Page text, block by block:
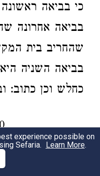
כי בביאה
בביאה אחרונה
שהחריב בית
בביאה השניה
כחלש וכן כתוב:
experience possible on
Sefaria. Learn More.